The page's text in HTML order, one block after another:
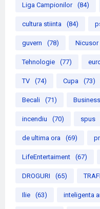
Liga Campionilor (84)
cultura stiinta (84)
guvern (78) Nicusor
Tehnologie (77)
TV (74) Cupa (73)
Becali (71)
incendiu (70) spus
de ultima ora (69)
LifeEntertaiment (67)
DROGURI (65)
Ilie (63) inteligenta